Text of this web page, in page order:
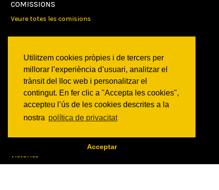
Utilitzem cookies pròpies i de tercers per
millorar l’experiència d’usuari, analitzar el
trànsit del lloc web i personalitzar el
contingut. En fer clic a "Accepta les cookies",
accepteu l’ús de les cookies descrites a la
nostra política de privacitat
Acceptar
COMISSIONS
Veure totes les comisions
Veure tots els projectes
AGENDA
Veure totes les activitats
NOTICIES
Victories